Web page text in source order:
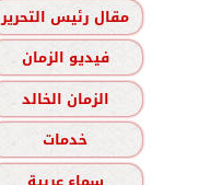
مقال رئيس التحرير
فيديو الزمان
الزمان الخالد
خدمات